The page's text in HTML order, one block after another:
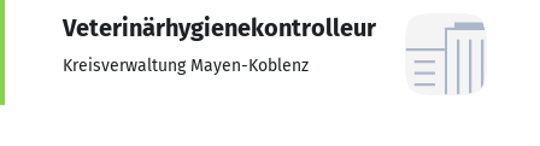
Veterinärhygienekontrolleur
Kreisverwaltung Mayen-Koblenz